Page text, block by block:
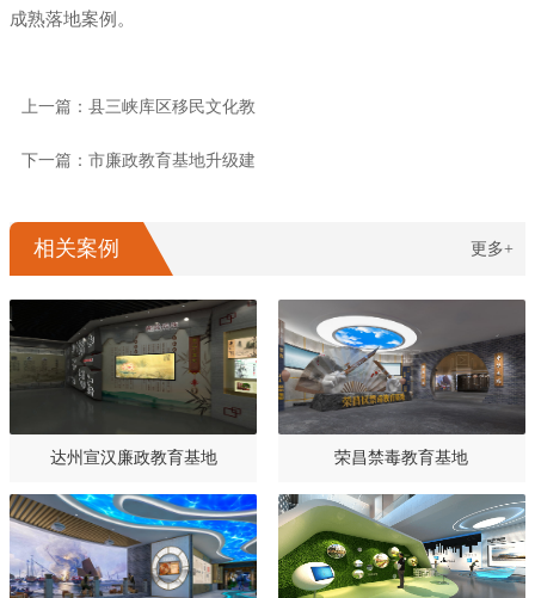
成熟落地案例。
上一篇：县三峡库区移民文化教
下一篇：市廉政教育基地升级建
相关案例 更多+
达州宣汉廉政教育基地 荣昌禁毒教育基地